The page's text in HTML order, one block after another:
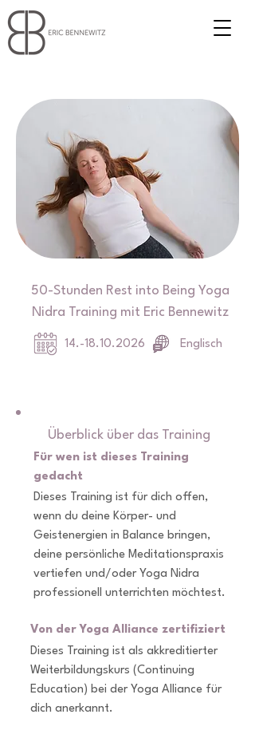
50-Stunden Rest into Being Yoga
Nidra Training mit Eric Bennewitz
14.-18.10.2026 Englisch
Überblick über das Training
Für wen ist dieses Training
gedacht
Dieses Training ist für dich offen,
wenn du deine Körper- und
Geistenergien in Balance bringen,
deine persönliche Meditationspraxis
vertiefen und/oder Yoga Nidra
professionell unterrichten möchtest.
Von der Yoga Alliance zertifiziert
Dieses Training ist als akkreditierter
Weiterbildungskurs (Continuing
Education) bei der Yoga Alliance für
dich anerkannt.